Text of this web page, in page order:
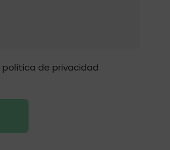
política de privacidad